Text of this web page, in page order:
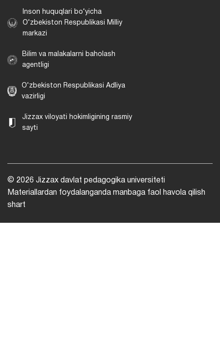
Inson huquqlari bo‘yicha
O‘zbekiston Respublikasi Milliy
markazi
Bilim va malakalarni baholash
agentligi
O‘zbekiston Respublikasi Adliya
vazirligi
Jizzax viloyati hokimligining rasmiy
sayti
© 2026 Jizzax davlat pedagogika universiteti
Materiallardan foydalanganda manbaga faol havola qilish
shart